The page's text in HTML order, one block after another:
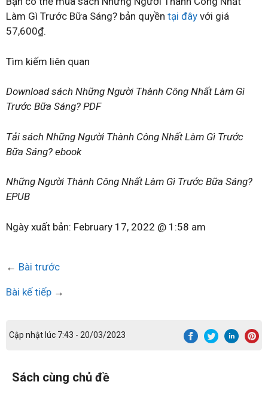
Làm Gì Trước Bữa Sáng? bản quyền tại đây với giá
57,600₫.
Tìm kiếm liên quan
Download sách Những Người Thành Công Nhất Làm Gì
Trước Bữa Sáng? PDF
Tải sách Những Người Thành Công Nhất Làm Gì Trước
Bữa Sáng? ebook
Những Người Thành Công Nhất Làm Gì Trước Bữa Sáng?
EPUB
Ngày xuất bản: February 17, 2022 @ 1:58 am
← Bài trước
Bài kế tiếp →
Cập nhật lúc 7:43 - 20/03/2023
Sách cùng chủ đề